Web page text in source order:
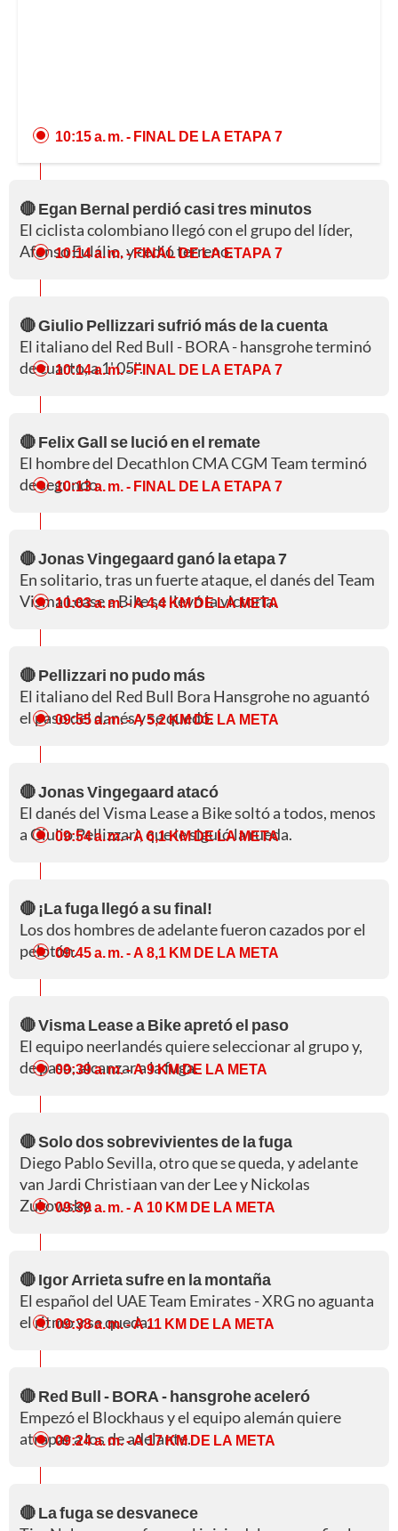
10:15 a. m.- FINAL DE LA ETAPA 7
🔴 Egan Bernal perdió casi tres minutos
El ciclista colombiano llegó con el grupo del líder,
Afonso Eulálio, y cedió terreno.
10:14 a. m.- FINAL DE LA ETAPA 7
🔴 Giulio Pellizzari sufrió más de la cuenta
El italiano del Red Bull - BORA - hansgrohe terminó
de cuarto, a 1' 05''.
10:14 a. m.- FINAL DE LA ETAPA 7
🔴 Felix Gall se lució en el remate
El hombre del Decathlon CMA CGM Team terminó
de segundo.
10:13 a. m.- FINAL DE LA ETAPA 7
🔴 Jonas Vingegaard ganó la etapa 7
En solitario, tras un fuerte ataque, el danés del Team
Visma Lease a Bike se llevó la victoria.
10:03 a. m.- A 4,4 KM DE LA META
🔴 Pellizzari no pudo más
El italiano del Red Bull Bora Hansgrohe no aguantó
el paso del danés y se quedó.
09:55 a. m.- A 5,2 KM DE LA META
🔴 Jonas Vingegaard atacó
El danés del Visma Lease a Bike soltó a todos, menos
a Giulio Pellizzari, que le siguió la rueda.
09:54 a. m.- A 6,1 KM DE LA META
🔴 ¡La fuga llegó a su final!
Los dos hombres de adelante fueron cazados por el
pelotón.09:45 a. m.- A 8,1 KM DE LA META
🔴 Visma Lease a Bike apretó el paso
El equipo neerlandés quiere seleccionar al grupo y,
de paso, alcanzar a la fuga.
09:39 a. m.- A 9 KM DE LA META
🔴 Solo dos sobrevivientes de la fuga
Diego Pablo Sevilla, otro que se queda, y adelante
van Jardi Christiaan van der Lee y Nickolas
Zukowsky.
09:39 a. m.- A 10 KM DE LA META
🔴 Igor Arrieta sufre en la montaña
El español del UAE Team Emirates - XRG no aguanta
el ritmo y se queda.
09:38 a. m.- A 11 KM DE LA META
🔴 Red Bull - BORA - hansgrohe aceleró
Empezó el Blockhaus y el equipo alemán quiere
atrapar a los de adelante.
09:24 a. m.- A 17 KM DE LA META
🔴 La fuga se desvanece